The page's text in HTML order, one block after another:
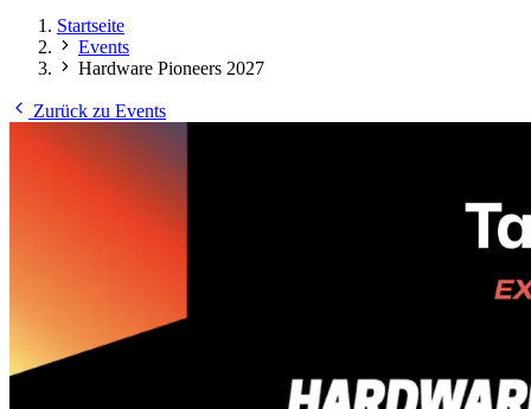
Startseite
Events
Hardware Pioneers 2027
Zurück zu Events